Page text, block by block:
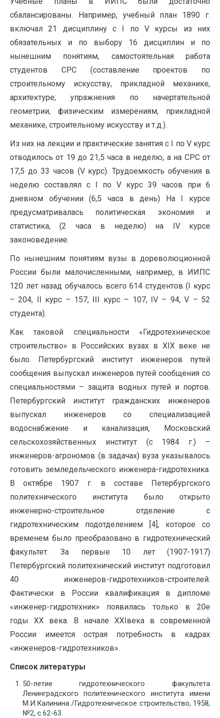
сбалансированы. Например, учебный план 1890 г.
включал 21 дисциплину с I по V курсы из них
обязательных и по выбору 16 дисциплин и по
нынешним понятиям, самостоятельная работа
студентов СРС (составление проектов по
строительному искусству, прикладной механике,
архитектуре; упражнения по начертательной
геометрии, физическим измерениям, прикладной
механике, строительному искусству и т.д.).
Из них на лекции и практические занятия с I по V курс
отводилось от 19 до 21,5 часа в неделю, а на СРС от
17,5 до 33 часов (V курс). Трудоемкость обучения в
неделю составлял с I по V курс 39 часов при 6
дневном обучении (6,5 часа в день) На I курсе
предусматривалась политическая экономия и
статистика, (2 часа в неделю) на IV курсе
законоведение.
По нынешним понятиям вузы в дореволюционной
России были малочисленными, например, в ИИПС
120 лет назад обучалось всего 614 студентов (I курс
– 204, II курс – 157, III курс – 107, IV – 94, V – 52
студента).
Как таковой специальности «Гидротехническое
строительство» в Российских вузах в XIX веке не
было. Петербургский институт инженеров путей
сообщения выпускал инженеров путей сообщения со
специальностями – защита водных путей и портов.
Петербургский институт гражданских инженеров
выпускал инженеров со специализацией
водоснабжение и канализация, Московский
сельскохозяйственных институт (с 1984 г.) –
инженеров-агрономов (в задачах) вуза указывалось
готовить земледельческого инженера-гидротехника.
В октябре 1907 г. в составе Петербургского
политехнического института было открыто
инженерно-строительное отделение с
гидротехническим подотделением [4], которое со
временем было преобразовано в гидротехнический
факультет. За первые 10 лет (1907-1917)
Петербургский политехнический институт подготовил
40 инженеров-гидротехников-строителей.
Фактически в России квалификация в дипломе
«инженер-гидротехник» появилась только в 20е
годы XX века. В начале XXIвека в современной
России имеется острая потребность в кадрах
«инженеров-гидротехников».
Список литературы
50-летие гидротехнического факультета
Ленинградского политехнического института имени
М.И.Калинина /Гидротехническое строительство, 1958,
№2, с.62-63.